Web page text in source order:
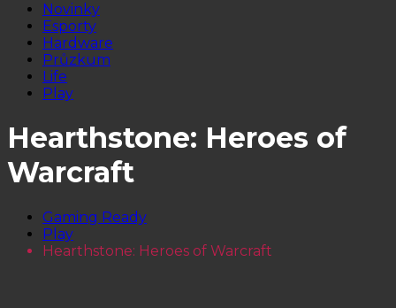
Novinky
Esporty
Hardware
Průzkum
Life
Play
Hearthstone: Heroes of
Warcraft
Gaming Ready
Play
Hearthstone: Heroes of Warcraft